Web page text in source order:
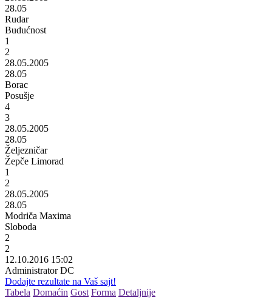
28.05
Rudar
Budućnost
1
2
28.05.2005
28.05
Borac
Posušje
4
3
28.05.2005
28.05
Željezničar
Žepče Limorad
1
2
28.05.2005
28.05
Modriča Maxima
Sloboda
2
2
12.10.2016 15:02
Administrator DC
Dodajte rezultate na Vaš sajt!
Tabela Domaćin Gost Forma Detaljnije